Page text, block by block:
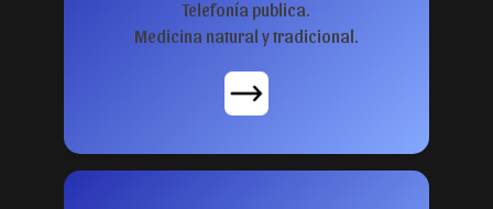
Telefonía publica.
Medicina natural y tradicional.